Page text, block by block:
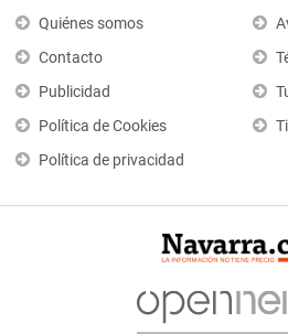
Quiénes somos
Contacto
Publicidad
Política de Cookies
Política de privacidad